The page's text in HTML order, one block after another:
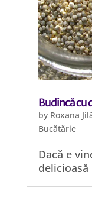
Budincă cu
by Roxana
Bucătărie
Dacă e